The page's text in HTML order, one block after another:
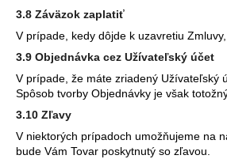
3.8 Záväzok zaplatiť
V prípade, kedy dôjde k uzavretiu
3.9 Objednávka cez Užívateľský účet
V prípade, že máte zriadený Užívateľský
Spôsob tvorby Objednávky je však
3.10 Zľavy
V niektorých prípadoch umožňujeme na
bude Vám Tovar poskytnutý so zľavou.